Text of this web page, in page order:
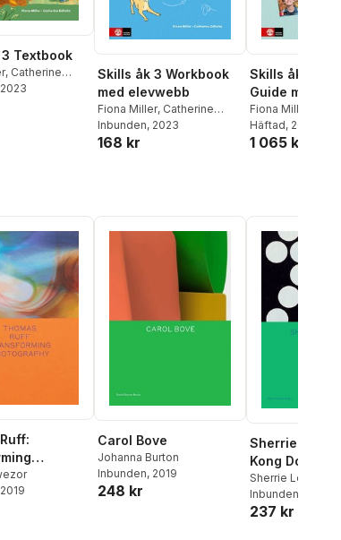
Textbook
, Catherine
Skills åk 3 Workbook
med elevwebb
Fiona Miller, Catherine
Edholm
Inbunden, 2023
168 kr
Skills åk 6
Guide med
12 mån
Fiona Miller
Rebecka Ungh
Häftad, 2020
1 065 kr
Carol Bove
Johanna Burton
Inbunden, 2019
248 kr
Sherrie
Kong
Sherrie Levine
Inbunden
237 kr